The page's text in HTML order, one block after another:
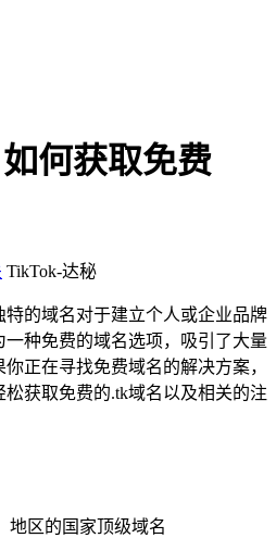
何获取免费
TikTok-达秘
的域名对于建立个人或企业品牌
种免费的域名选项，吸引了大量
正在寻找免费域名的解决方案，
获取免费的.tk域名以及相关的注
地区的国家顶级域名